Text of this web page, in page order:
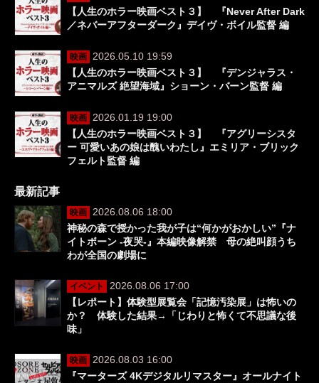
【人生のホラー映画ベスト３】 『Never After Dark
／ネバーアフターダーク』デイヴ・ボイル監督 編
映画
2026.05.10 19:59
【人生のホラー映画ベスト３】 『デンジャラス・
アニマルズ 絶望海域』ショーン・バーン監督 編
映画
2026.01.19 19:00
【人生のホラー映画ベスト３】 『アグリーシスタ
ー 可愛いあの娘は醜いわたし』エミリア・ブリック
フェルト監督 編
最新記事
映画
2026.08.06 18:00
神秘の森で授かった我が子は“何かがおかしい”『ナ
イトボーン -夜哭-』本編映像解禁 母の絶叫顔うち
わが全国の劇場に
イベント
2026.08.06 17:00
【レポート】体験型展覧会「記憶汚染展」は怖いの
か？ 体験した結果→「じわりと怖くて不思議な後
味」
映画
2026.08.03 16:00
『マーターズ 4Kデジタルリマスター』オールナイト